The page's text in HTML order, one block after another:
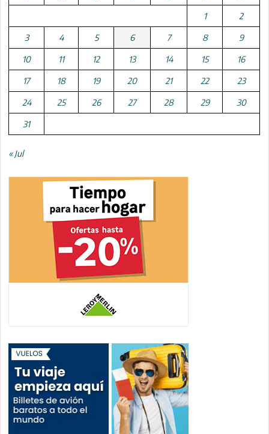
1 2
3 4 5 6 7 8 9
10 11 12 13 14 15 16
17 18 19 20 21 22 23
24 25 26 27 28 29 30
31
« Jul